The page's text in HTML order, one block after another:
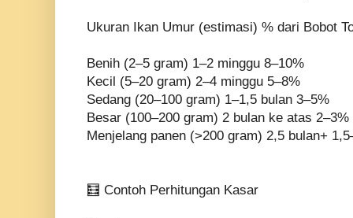
Ukuran Ikan Umur (estimasi) % dari Bobot
Benih (2–5 gram) 1–2 minggu 8–10%
Kecil (5–20 gram) 2–4 minggu 5–8%
Sedang (20–100 gram) 1–1,5 bulan 3–5%
Besar (100–200 gram) 2 bulan ke atas 2–3%
Menjelang panen (>200 gram) 2,5 bulan+
🧮 Contoh Perhitungan Kasar